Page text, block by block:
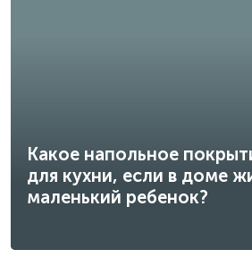
Какое напольное
для кухни, если в доме
маленький ребенок?